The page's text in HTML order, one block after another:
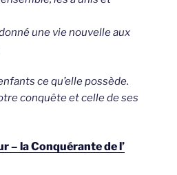
une vie nouvelle aux
ce qu’elle possède.
conquête et celle de ses
– la Conquérante de l’